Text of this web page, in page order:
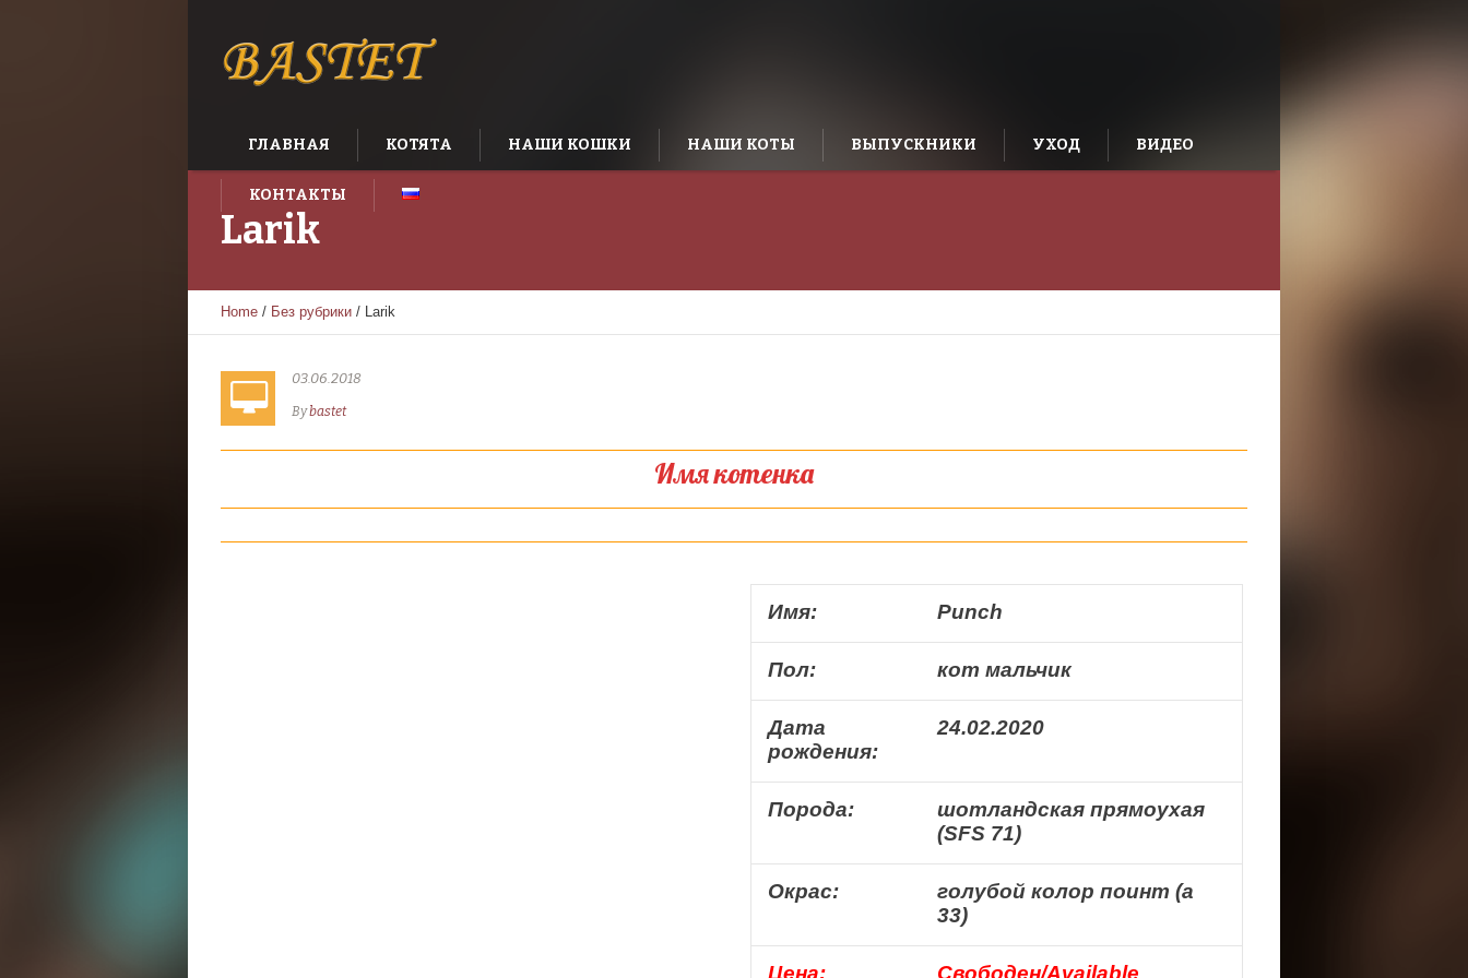
ГЛАВНАЯ КОТЯТА НАШИ КОШКИ НАШИ КОТЫ ВЫПУСКНИКИ УХОД ВИДЕО
КОНТАКТЫ
Larik
Home / Без рубрики / Larik
03.06.2018
Bybastet
Имя котенка
Имя: Punch
Пол: кот мальчик
Дата
рождения:
24.02.2020
Порода:
шотландская прямоухая
(SFS 71)
Окрас:
голубой колор поинт (а
33)
Цена: Свободен/Available